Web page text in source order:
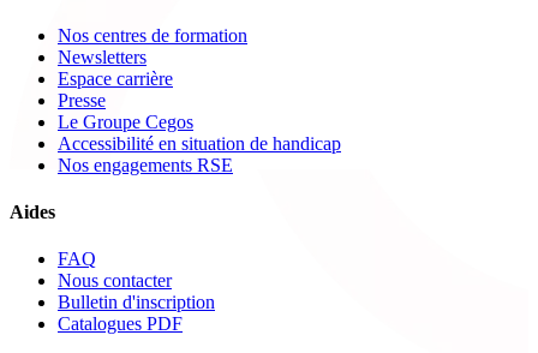
Nos centres de formation
Newsletters
Espace carrière
Presse
Le Groupe Cegos
Accessibilité en situation de handicap
Nos engagements RSE
Aides
FAQ
Nous contacter
Bulletin d'inscription
Catalogues PDF